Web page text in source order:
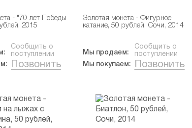
- "70 лет Победы
2015
Сообщить о
поступлении
Позвонить
Золотая монета - Фигурное
катание, 50 рублей, Сочи, 2014
Мы продаем:
Сообщить о
поступлении
Мы покупаем:
Позвонить